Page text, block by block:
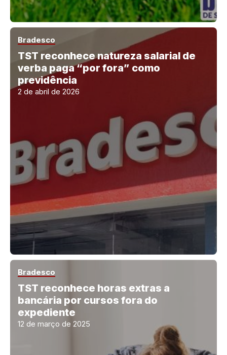
Bradesco
TST reconhece natureza salarial de
verba paga “por fora” como
previdência
2 de abril de 2026
Bradesco
TST reconhece horas extras a
bancária por cursos fora do
expediente
12 de março de 2025